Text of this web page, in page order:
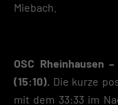
Miebach.
OSC Rheinhausen
(15:10). Die kurze
mit dem 33:33 im